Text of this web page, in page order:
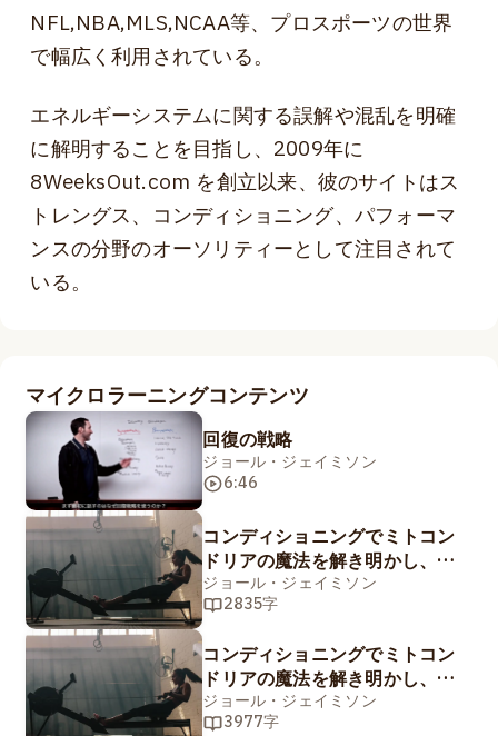
NFL,NBA,MLS,NCAA等、プロスポーツの世界
で幅広く利用されている。
エネルギーシステムに関する誤解や混乱を明確
に解明することを目指し、2009年に
8WeeksOut.com を創立以来、彼のサイトはス
トレングス、コンディショニング、パフォーマ
ンスの分野のオーソリティーとして注目されて
いる。
マイクロラーニングコンテンツ
回復の戦略
ジョール・ジェイミソン
6:46
コンディショニングでミトコン
ドリアの魔法を解き明かし、代
謝を最適化する方法 パート2/2
ジョール・ジェイミソン
2835字
コンディショニングでミトコン
ドリアの魔法を解き明かし、代
謝を最適化する方法 パート1/2
ジョール・ジェイミソン
3977字